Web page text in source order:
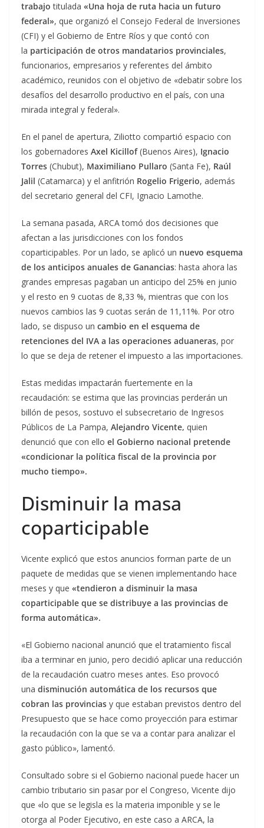
trabajo titulada «Una hoja de ruta hacia un futuro
federal», que organizó el Consejo Federal de Inversiones
(CFI) y el Gobierno de Entre Ríos y que contó con
la participación de otros mandatarios provinciales,
funcionarios, empresarios y referentes del ámbito
académico, reunidos con el objetivo de «debatir sobre los
desafíos del desarrollo productivo en el país, con una
mirada integral y federal».
En el panel de apertura, Ziliotto compartió espacio con
los gobernadores Axel Kicillof(Buenos Aires), Ignacio
Torres (Chubut), Maximiliano Pullaro (Santa Fe), Raúl
Jalil (Catamarca) y el anfitrión Rogelio Frigerio, además
del secretario general del CFI, Ignacio Lamothe.
La semana pasada, ARCA tomó dos decisiones que
afectan a las jurisdicciones con los fondos
coparticipables. Por un lado, se aplicó un nuevo esquema
de los anticipos anuales de Ganancias: hasta ahora las
grandes empresas pagaban un anticipo del 25% en junio
y el resto en 9 cuotas de 8,33 %, mientras que con los
nuevos cambios las 9 cuotas serán de 11,11%. Por otro
lado, se dispuso un cambio en el esquema de
retenciones del IVA a las operaciones aduaneras, por
lo que se deja de retener el impuesto a las importaciones.
Estas medidas impactarán fuertemente en la
recaudación: se estima que las provincias perderán un
billón de pesos, sostuvo el subsecretario de Ingresos
Públicos de La Pampa, Alejandro Vicente, quien
denunció que con ello el Gobierno nacional pretende
«condicionar la política fiscal de la provincia por
mucho tiempo».
Disminuir la masa
coparticipable
Vicente explicó que estos anuncios forman parte de un
paquete de medidas que se vienen implementando hace
meses y que «tendieron a disminuir la masa
coparticipable que se distribuye a las provincias de
forma automática».
«El Gobierno nacional anunció que el tratamiento fiscal
iba a terminar en junio, pero decidió aplicar una reducción
de la recaudación cuatro meses antes. Eso provocó
una disminución automática de los recursos que
cobran las provincias y que estaban previstos dentro del
Presupuesto que se hace como proyección para estimar
la recaudación con la que se va a contar para analizar el
gasto público», lamentó.
Consultado sobre si el Gobierno nacional puede hacer un
cambio tributario sin pasar por el Congreso, Vicente dijo
que «lo que se legisla es la materia imponible y se le
otorga al Poder Ejecutivo, en este caso a ARCA, la